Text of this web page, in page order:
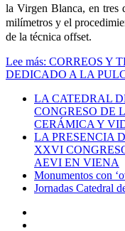
la Virgen Blanca, en tres
milímetros y el
de la técnica offset.
Lee más: CORREOS Y
DEDICADO A LA
LA CATEDRAL
CONGRESO DE
CERÁMICA Y
LA PRESENCIA
XXVI
AEVI EN VIENA
Monumentos con
Jornadas Catedral